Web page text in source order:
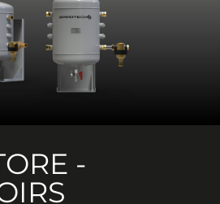
-